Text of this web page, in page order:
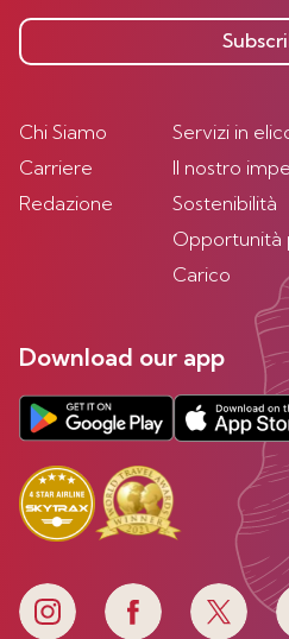
Chi Siamo
Carriere
Redazione
Servizi in
Il nostro
Sostenibilità
Opportunità
Carico
Download our app